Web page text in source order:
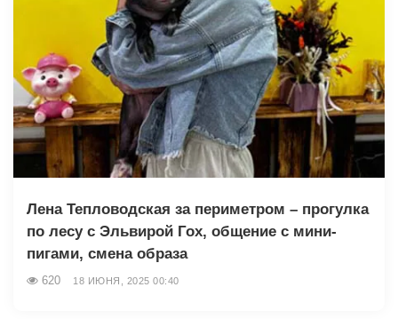
Лена Тепловодская за периметром – прогулка
по лесу с Эльвирой Гох, общение с мини-
пигами, смена образа
620 18 ИЮНЯ, 2025 00:40